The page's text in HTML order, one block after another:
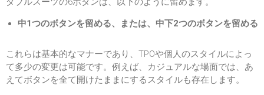
中1つのボタンを留める、または、中下2つのボタンを留める
これらは基本的なマナーであり、TPOや個人のスタイルによっ
て多少の変更は可能です。例えば、カジュアルな場面では、あ
えてボタンを全て開けたままにするスタイルも存在します。